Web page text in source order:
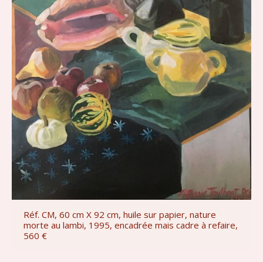
Réf. CM, 60 cm X 92 cm, huile sur papier, nature
morte au lambi, 1995, encadrée mais cadre à refaire,
560 €